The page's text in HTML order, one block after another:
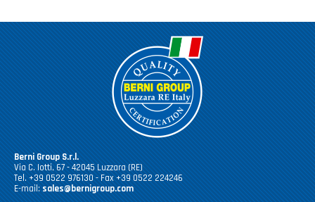
Berni Group S.r.l.
Via C. Iotti, 67 - 42045 Luzzara (RE)
Tel. +39 0522 976130 - Fax +39 0522 224246
E-mail: sales@bernigroup.com